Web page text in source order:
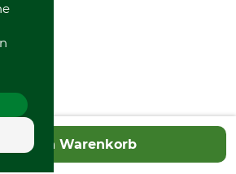
In den Warenkorb